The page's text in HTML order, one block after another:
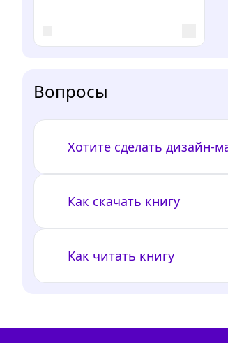
Вопросы
Хотите сделать дизайн-
Как скачать книгу
Как читать книгу